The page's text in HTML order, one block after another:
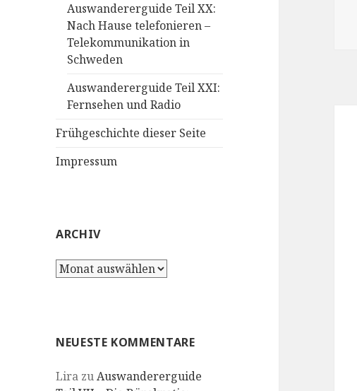
Auswandererguide Teil XX:
Nach Hause telefonieren –
Telekommunikation in
Schweden
Auswandererguide Teil XXI:
Fernsehen und Radio
Frühgeschichte dieser Seite
Impressum
ARCHIV
Archiv
NEUESTE KOMMENTARE
Lira zuAuswandererguide